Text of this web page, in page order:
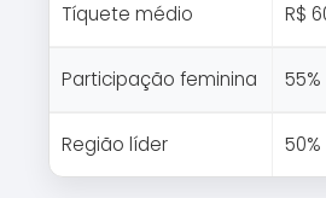
Tíquete médio R$
Participação feminina 55%
Região líder 50%